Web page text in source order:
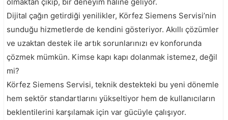
Dijital çağın getirdiği yenilikler, Körfez Siemens Servisi’nin
sunduğu hizmetlerde de kendini gösteriyor. Akıllı çözümler
ve uzaktan destek ile artık sorunlarınızı ev konforunda
çözmek mümkün. Kimse kapı kapı dolanmak istemez, değil
mi?
Körfez Siemens Servisi, teknik destekteki bu yeni dönemle
hem sektör standartlarını yükseltiyor hem de kullanıcıların
beklentilerini karşılamak için var gücüyle çalışıyor.